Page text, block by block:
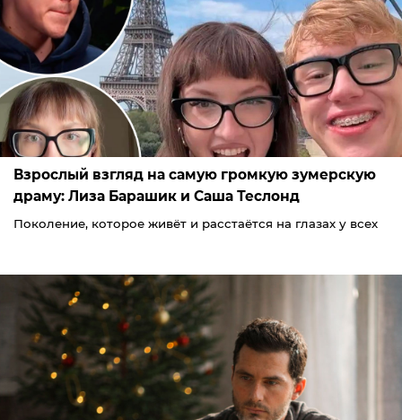
Взрослый взгляд на самую громкую зумерскую
драму: Лиза Барашик и Саша Теслонд
Поколение, которое живёт и расстаётся на глазах у всех